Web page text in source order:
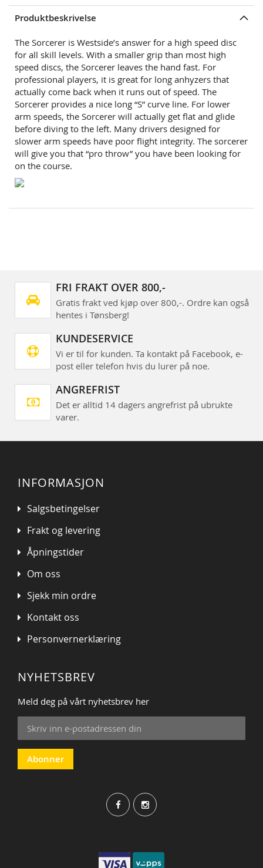
of
the
gallery
Produktbeskrivelse
The Sorcerer is Westside’s answer for a high speed disc
for all skill levels. With a smaller grip than most high
speed discs, the Sorcerer leaves the hand fast. For
professional players, it is great for long anhyzers that
actually come back when it runs out of speed. The
Sorcerer provides a nice long “S” curve line. For lower
arm speeds, the Sorcerer will actually get flat and glide
before diving to the left. Many drivers designed for
slower arm speeds have poor flight integrity. The sorcerer
will give you that “pro throw” you have been looking for
on the course.
FRI FRAKT OVER 800,-
Gratis frakt ved kjøp over 800,-. Ordre kan også
hentes i Tønsberg!
KUNDESERVICE
Vi er til for kunden. Ta kontakt på Facebook, e-
post eller telefon hvis du lurer på noe.
ANGREFRIST
Det er alltid 14 dagers angrefrist på ubrukte
varer.
INFORMASJON
Salgsbetingelser
Frakt og levering
Åpningstider
Om oss
Sjekk min ordre
Kontakt oss
Personvernerklæring
NYHETSBREV
Meld deg på vårt nyhetsbrev her
Sign
Up
for
Our
Newsletter:
Abonner